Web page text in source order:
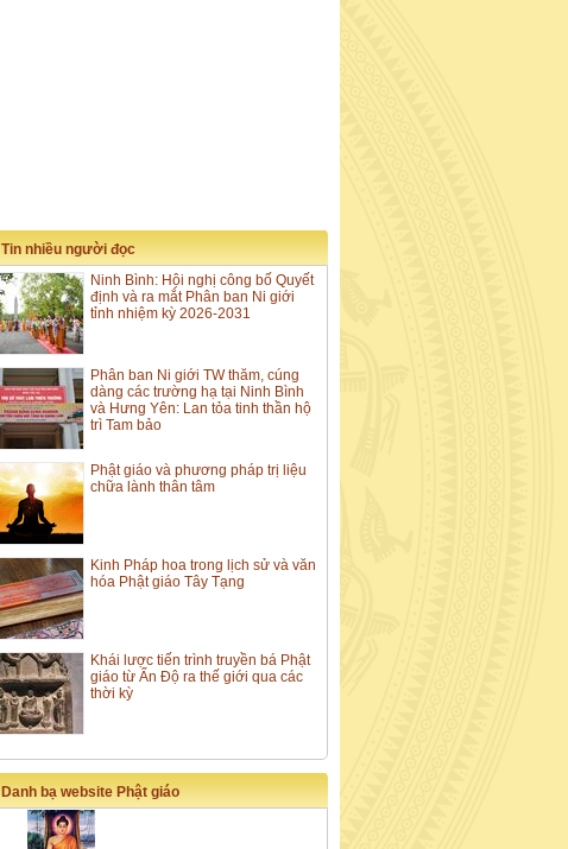
Tin nhiều người đọc
Ninh Bình: Hội nghị công bố Quyết
định và ra mắt Phân ban Ni giới
tỉnh nhiệm kỳ 2026-2031
Phân ban Ni giới TW thăm, cúng
dàng các trường hạ tại Ninh Bình
và Hưng Yên: Lan tỏa tinh thần hộ
trì Tam bảo
Phật giáo và phương pháp trị liệu
chữa lành thân tâm
Kinh Pháp hoa trong lịch sử và văn
hóa Phật giáo Tây Tạng
Khái lược tiến trình truyền bá Phật
giáo từ Ấn Độ ra thế giới qua các
thời kỳ
Danh bạ website Phật giáo